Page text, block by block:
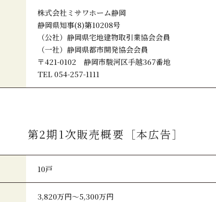
株式会社ミサワホーム静岡
静岡県知事(8)第10208号
（公社）静岡県宅地建物取引業協会会員
（一社）静岡県都市開発協会会員
〒421-0102 静岡市駿河区手越367番地
TEL 054-257-1111
第2期1次販売概要［本広告］
10戸
3,820万円～5,300万円